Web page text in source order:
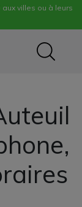
villes ou à leurs